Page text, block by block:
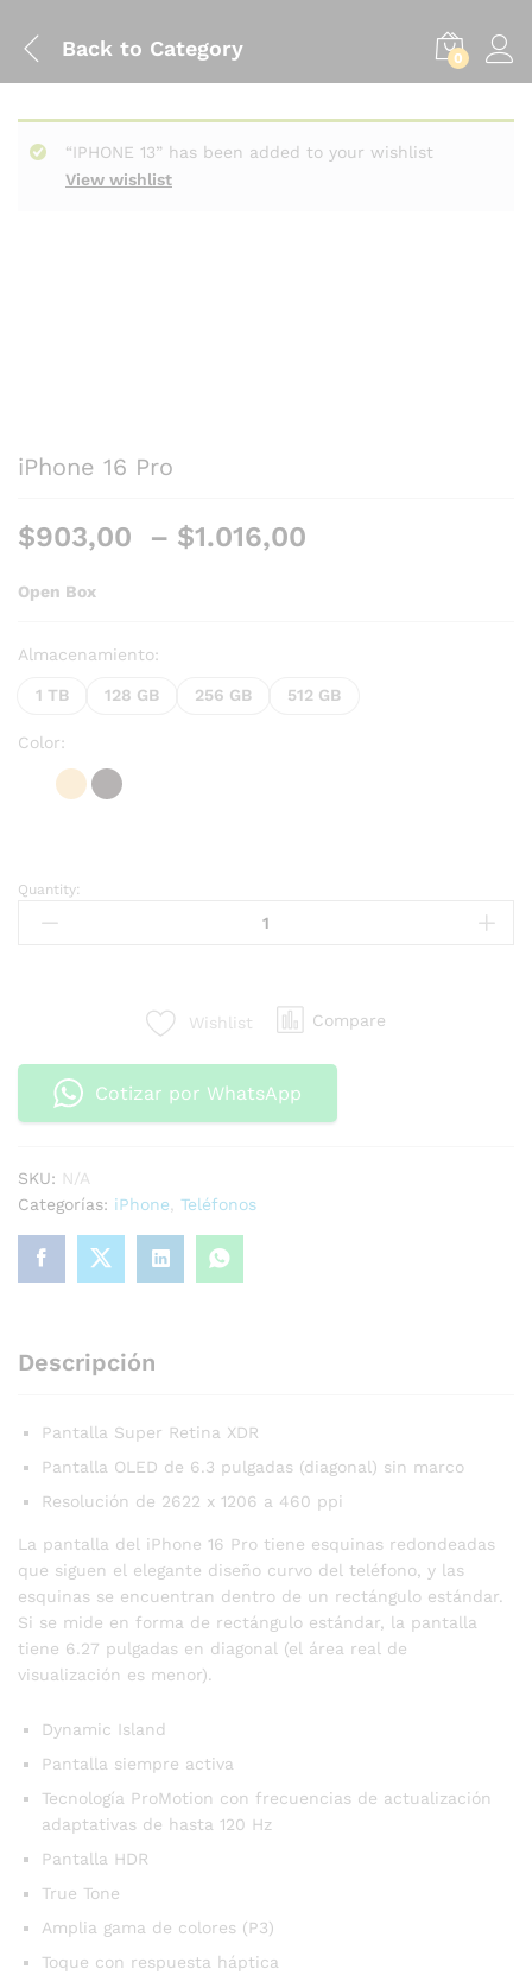
Back to Category 0
View wishlist
“IPHONE 13” has been added to your wishlist
iPhone 16 Pro
$903,00 – $1.016,00
Open Box
Almacenamiento:
1 TB 128 GB 256 GB 512 GB
Color:
Quantity:
Wishlist Compare
Cotizar por WhatsApp
SKU: N/A
Categorías: iPhone Teléfonos
Descripción
Pantalla Super Retina XDR
Pantalla OLED de 6.3 pulgadas (diagonal) sin marco
Resolución de 2622 x 1206 a 460 ppi
La pantalla del iPhone 16 Pro tiene esquinas redondeadas
que siguen el elegante diseño curvo del teléfono, y las
esquinas se encuentran dentro de un rectángulo estándar.
Si se mide en forma de rectángulo estándar, la pantalla
tiene 6.27 pulgadas en diagonal (el área real de
visualización es menor).
Dynamic Island
Pantalla siempre activa
Tecnología ProMotion con frecuencias de actualización
adaptativas de hasta 120 Hz
Pantalla HDR
True Tone
Amplia gama de colores (P3)
Toque con respuesta háptica